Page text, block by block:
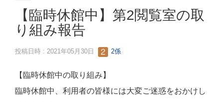
【臨時休館中】第2閲覧室の取
り組み報告
投稿日時 : 2021年05月30日 2係
【臨時休館中の取り組み】
臨時休館中、利用者の皆様には大変ご迷惑をおかけし